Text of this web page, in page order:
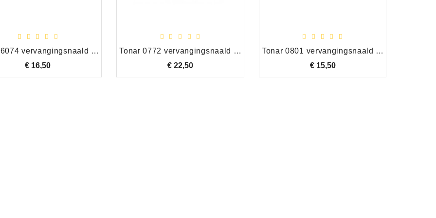
Tonar 6074 vervangingsnaald Denon DTS-4
€ 16,50Prijs
Tonar 0772 vervangingsnaald Denon DSN-41
€ 22,50Prijs
Tonar 0801 vervangingsnaald Denon DSN-45
€ 15,50Prijs